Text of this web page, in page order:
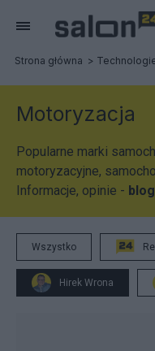
Strona główna
Motoryzacja
Popularne marki
motoryzacyjne,
Informacje, opinie -
Wszystko
Hirek Wrona